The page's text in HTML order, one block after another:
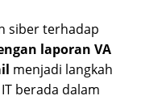
siber terhadap
laporan VA
menjadi langkah
berada dalam